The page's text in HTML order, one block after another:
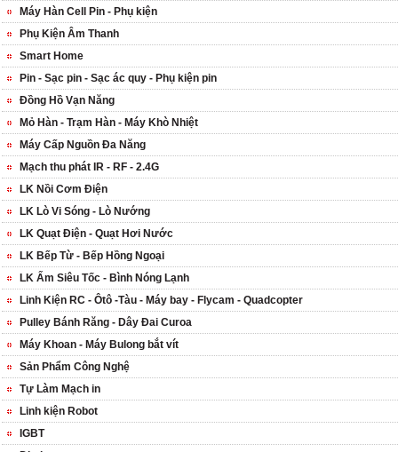
Máy Hàn Cell Pin - Phụ kiện
Phụ Kiện Âm Thanh
Smart Home
Pin - Sạc pin - Sạc ác quy - Phụ kiện pin
Đồng Hồ Vạn Năng
Mỏ Hàn - Trạm Hàn - Máy Khò Nhiệt
Máy Cấp Nguồn Đa Năng
Mạch thu phát IR - RF - 2.4G
LK Nồi Cơm Điện
LK Lò Vi Sóng - Lò Nướng
LK Quạt Điện - Quạt Hơi Nước
LK Bếp Từ - Bếp Hồng Ngoại
LK Ấm Siêu Tốc - Bình Nóng Lạnh
Linh Kiện RC - Ôtô -Tàu - Máy bay - Flycam - Quadcopter
Pulley Bánh Răng - Dây Đai Curoa
Máy Khoan - Máy Bulong bắt vít
Sản Phẩm Công Nghệ
Tự Làm Mạch in
Linh kiện Robot
IGBT